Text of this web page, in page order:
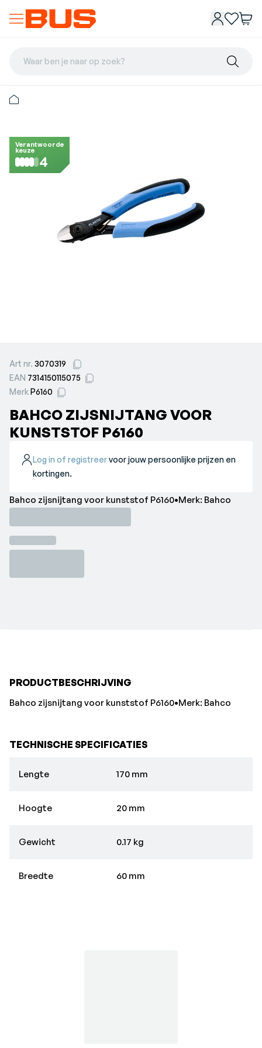
Waar ben je naar op zoek?
Verantwoorde
keuze
4
Art nr. 3070319
EAN 7314150115075
MerkP6160
BAHCO ZIJSNIJTANG VOOR
KUNSTSTOF P6160
Log in of registreervoor jouw persoonlijke prijzen en
kortingen.
Bahco zijsnijtang voor kunststof P6160•Merk: Bahco
PRODUCTBESCHRIJVING
Bahco zijsnijtang voor kunststof P6160•Merk: Bahco
TECHNISCHE SPECIFICATIES
Lengte 170 mm
Hoogte 20 mm
Gewicht 0.17 kg
Breedte 60 mm